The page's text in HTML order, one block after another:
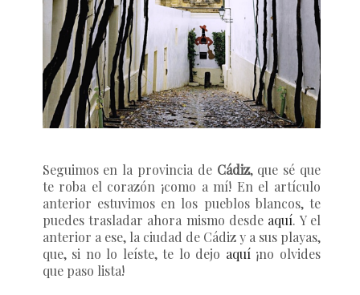
Seguimos en la provincia de Cádiz, que sé que
te roba el corazón ¡como a mí! En el artículo
anterior estuvimos en los pueblos blancos, te
puedes trasladar ahora mismo desde aquí. Y el
anterior a ese, la ciudad de Cádiz y a sus playas,
que, si no lo leíste, te lo dejo aquí ¡no olvides
que paso lista!